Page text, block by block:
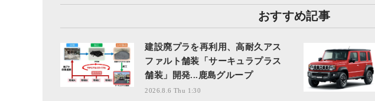
おすすめ記事
建設廃プラを再利用、高耐久アス
ファルト舗装「サーキュラプラス
舗装」開発...鹿島グループ
2026.8.6 Thu 1:30